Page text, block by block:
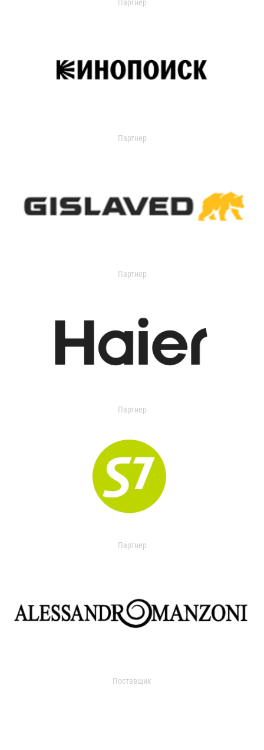
Партнер
Партнер
Партнер
Партнер
Партнер
Поставщик